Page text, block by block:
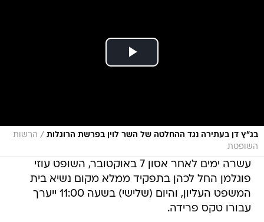
בג"ץ דן בעתירה נגד ההחלטה של השר לוין בפרשת הרוגלות / הרשות
השופטת
עשרה ימים לאחר אסון 7 באוקטובר, השופט עוזי
פוגלמן החל לכהן בתפקיד ממלא מקום נשיא בית
המשפט העליון, והיום (שלישי) בשעה 11:00 ייערך
עבורו טקס פרידה.